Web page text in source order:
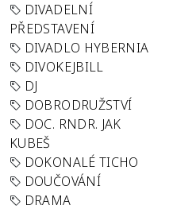
DIVADELNÍ
PŘEDSTAVENÍ
DIVADLO HYBERNIA
DIVOKEJBILL
DJ
DOBRODRUŽSTVÍ
DOC. RNDR. JAK
KUBEŠ
DOKONALÉ TICHO
DOUČOVÁNÍ
DRAMA